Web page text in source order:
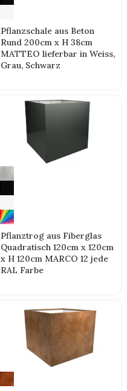
Pflanzschale aus Beton
Rund 200cm x H 38cm
MATTEO lieferbar in Weiss,
Grau, Schwarz
Pflanztrog aus Fiberglas
Quadratisch 120cm x 120cm
x H 120cm MARCO 12 jede
RAL Farbe